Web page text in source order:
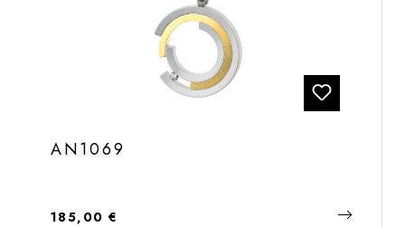
AN1069
Regulärer Preis:
185,00 €